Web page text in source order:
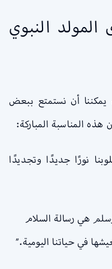
النبوي
يمكننا أن نستمتع ببعض
هذه المناسبة المباركة:
نورًا جديدًا وتجديدًا
هي رسالة السلام
في حياتنا اليومية.”